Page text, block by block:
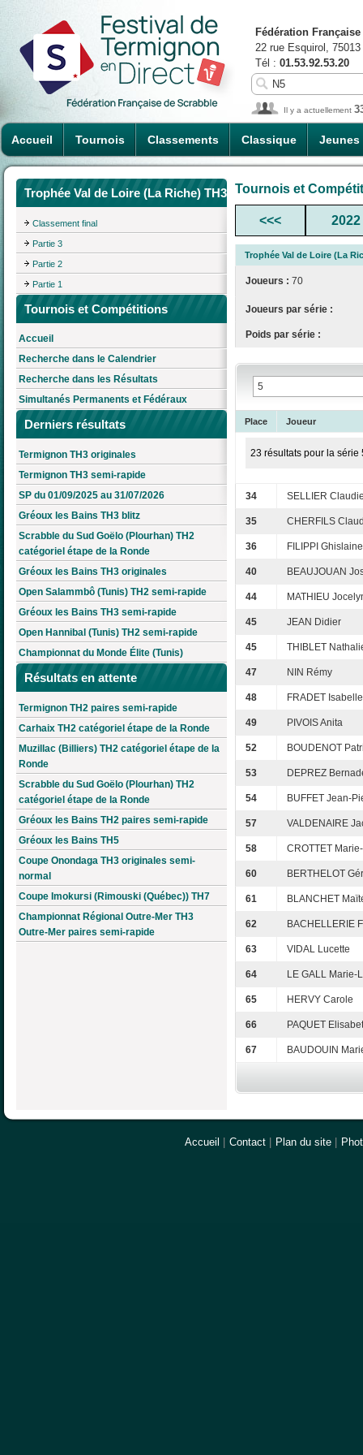
Accueil Tournois Classements Classique Jeunes
Fédération
22 rue Esquirol,
Tél : 01.53.92.53.20
Il y a actuellement
Trophée Val de Loire (La Riche) TH3
Classement final
Partie 3
Partie 2
Partie 1
Tournois et Compétitions
Accueil
Recherche dans le Calendrier
Recherche dans les Résultats
Simultanés Permanents et Fédéraux
Derniers résultats
Termignon TH3 originales
Termignon TH3 semi-rapide
SP du 01/09/2025 au 31/07/2026
Gréoux les Bains TH3 blitz
Scrabble du Sud Goëlo (Plourhan) TH2
catégoriel étape de la Ronde
Gréoux les Bains TH3 originales
Open Salammbô (Tunis) TH2 semi-rapide
Gréoux les Bains TH3 semi-rapide
Open Hannibal (Tunis) TH2 semi-rapide
Championnat du Monde Élite (Tunis)
Résultats en attente
Termignon TH2 paires semi-rapide
Carhaix TH2 catégoriel étape de la Ronde
Muzillac (Billiers) TH2 catégoriel étape de la
Ronde
Scrabble du Sud Goëlo (Plourhan) TH2
catégoriel étape de la Ronde
Gréoux les Bains TH2 paires semi-rapide
Gréoux les Bains TH5
Coupe Onondaga TH3 originales semi-
normal
Coupe Imokursi (Rimouski (Québec)) TH7
Championnat Régional Outre-Mer TH3
Outre-Mer paires semi-rapide
Tournois et
<<< 2022
Trophée Val de Loire (La
Joueurs : 70
Joueurs par série :
Poids par série :
Place Joueur
23 résultats pour la série
34 SELLIER
35 CHERFILS
36 FILIPPI Ghislaine
40 BEAUJOUAN
44 MATHIEU
45 JEAN Didier
45 THIBLET
47 NIN Rémy
48 FRADET Isabelle
49 PIVOIS Anita
52 BOUDENOT
53 DEPREZ
54 BUFFET Jean-
57 VALDENAIRE
58 CROTTET
60 BERTHELOT
61 BLANCHET
62 BACHELLERIE
63 VIDAL Lucette
64 LE GALL Marie-
65 HERVY Carole
66 PAQUET
67 BAUDOUIN
Accueil Contact Plan du site